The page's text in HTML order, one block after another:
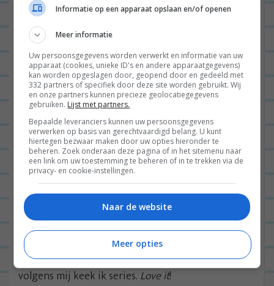
Let me introduce you to mijn team bij @vrouwen__nl!
#leukemeisjes #leukebaan #WOEHOE
Na werk had ik een heerlijk avondje voor mezelf.
Met een wijntje dook ik de tuin in, met een boek
in het zonnetje. Daarna kookte ik lekker voor
mezelf, ging ik wat aan de slag met m’n blog en
volgens mij keek ik series. Love it!
Informatie op een apparaat opslaan en/of openen
Meer informatie
Uw persoonsgegevens worden verwerkt en informatie van uw
apparaat (cookies, unieke ID's en andere apparaatgegevens)
kan worden opgeslagen door, geopend door en gedeeld met
332 partners of specifiek door deze site worden gebruikt. Wij
en onze partners kunnen precieze geolocatiegegevens
gebruiken. Lijst met partners.
Bepaalde leveranciers kunnen uw persoonsgegevens
verwerken op basis van gerechtvaardigd belang. U kunt
hiertegen bezwaar maken door uw opties hieronder te
beheren. Zoek onderaan deze pagina of in het sitemenu naar
een link om uw toestemming te beheren of in te trekken via de
privacy- en cookie-instellingen.
Naar de website
Meer opties